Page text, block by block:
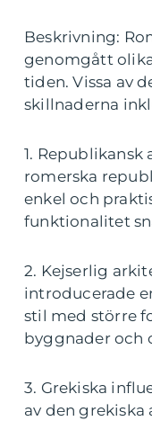
Beskrivning:
genomgått
tiden. Vissa av
skillnaderna
1.
romerska
enkel och
funktionalitet
2. Kejserlig
introducerade
stil med större
byggnader och
3. Grekiska
av den